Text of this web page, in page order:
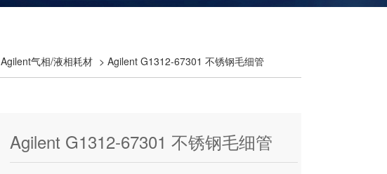
Agilent气相/液相耗材 > Agilent G1312-67301 不锈钢毛细管
Agilent G1312-67301 不锈钢毛细管